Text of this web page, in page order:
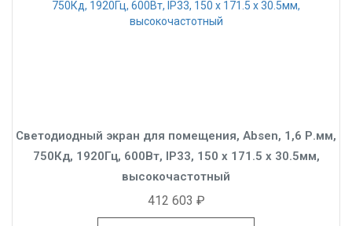
Светодиодный экран для помещения, Absen, 1,6 Р.мм,
750Кд, 1920Гц, 600Вт, IP33, 150 x 171.5 x 30.5мм,
высокочастотный
412 603 ₽